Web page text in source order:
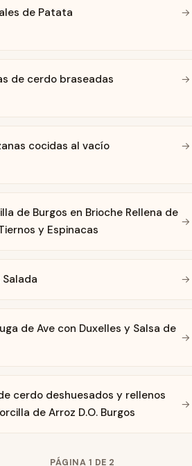
de Patata →
de cerdo braseadas →
cocidas al vacío →
de Burgos en Brioche Rellena de
y Espinacas
→
Salada →
de Ave con Duxelles y Salsa de
→
cerdo deshuesados y rellenos
de Arroz D.O. Burgos
→
PÁGINA 1 DE 2